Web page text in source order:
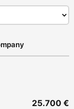
25.700 €